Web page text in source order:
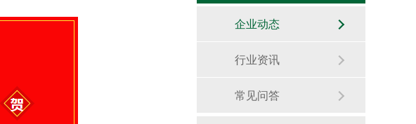
企业动态
行业资讯
常见问答